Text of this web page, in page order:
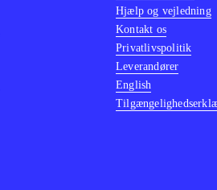
Hjælp og vejledning
Kontakt os
Privatlivspolitik
Leverandører
English